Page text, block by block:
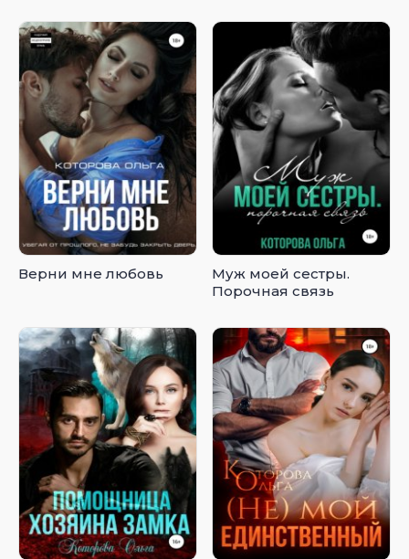
Верни мне любовь
Муж моей сестры.
Порочная связь